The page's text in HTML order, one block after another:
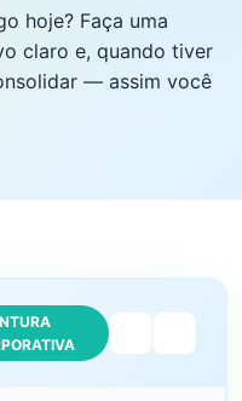
hoje? Faça uma
claro e, quando tiver
— assim você